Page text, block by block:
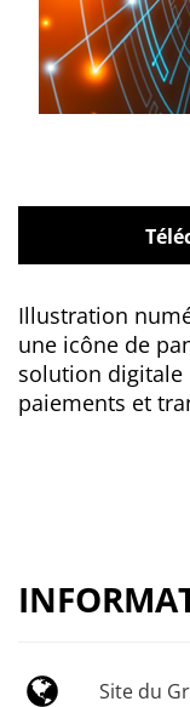
Illustration
une icône de
solution digitale
paiements et
Site du